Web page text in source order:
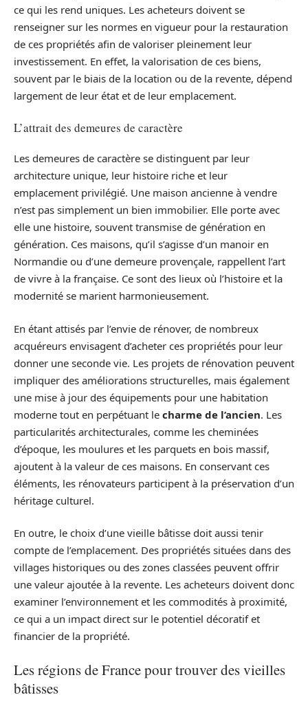
ce qui les rend uniques. Les acheteurs doivent se
renseigner sur les normes en vigueur pour la restauration
de ces propriétés afin de valoriser pleinement leur
investissement. En effet, la valorisation de ces biens,
souvent par le biais de la location ou de la revente, dépend
largement de leur état et de leur emplacement.
L’attrait des demeures de caractère
Les demeures de caractère se distinguent par leur
architecture unique, leur histoire riche et leur
emplacement privilégié. Une maison ancienne à vendre
n’est pas simplement un bien immobilier. Elle porte avec
elle une histoire, souvent transmise de génération en
génération. Ces maisons, qu’il s’agisse d’un manoir en
Normandie ou d’une demeure provençale, rappellent l’art
de vivre à la française. Ce sont des lieux où l’histoire et la
modernité se marient harmonieusement.
En étant attisés par l’envie de rénover, de nombreux
acquéreurs envisagent d’acheter ces propriétés pour leur
donner une seconde vie. Les projets de rénovation peuvent
impliquer des améliorations structurelles, mais également
une mise à jour des équipements pour une habitation
moderne tout en perpétuant le charme de l’ancien. Les
particularités architecturales, comme les cheminées
d’époque, les moulures et les parquets en bois massif,
ajoutent à la valeur de ces maisons. En conservant ces
éléments, les rénovateurs participent à la préservation d’un
héritage culturel.
En outre, le choix d’une vieille bâtisse doit aussi tenir
compte de l’emplacement. Des propriétés situées dans des
villages historiques ou des zones classées peuvent offrir
une valeur ajoutée à la revente. Les acheteurs doivent donc
examiner l’environnement et les commodités à proximité,
ce qui a un impact direct sur le potentiel décoratif et
financier de la propriété.
Les régions de France pour trouver des vieilles
bâtisses